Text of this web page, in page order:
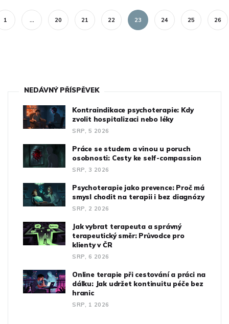
1 … 20 21 22 23 24 25 26
NEDÁVNÝ PŘÍSPĚVEK
Kontraindikace psychoterapie: Kdy
zvolit hospitalizaci nebo léky
SRP, 5 2026
Práce se studem a vinou u poruch
osobnosti: Cesty ke self-compassion
SRP, 3 2026
Psychoterapie jako prevence: Proč má
smysl chodit na terapii i bez diagnózy
SRP, 2 2026
Jak vybrat terapeuta a správný
terapeutický směr: Průvodce pro
klienty v ČR
SRP, 6 2026
Online terapie při cestování a práci na
dálku: Jak udržet kontinuitu péče bez
hranic
SRP, 1 2026